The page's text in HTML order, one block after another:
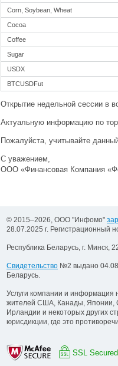
Corn, Soybean, Wheat
Cocoa
Coffee
Sugar
USDX
BTCUSDFut
Открытие недельной сессии в
Актуальную информацию по
Пожалуйста, учитывайте
С уважением,
ООО «Финансовая Компания
© 2015–2026, ООО "Инфомо"
28.07.2025 г. Регистрационный
Республика Беларусь, г. Минск,
Свидетельство №2 выдано
Беларусь.
Услуги компании и информация
жителей США, Канады, Японии,
Ирландии и некоторых других
юрисдикции, где это
SSL Secured